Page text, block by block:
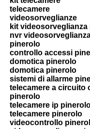
telecamere
videosorveglianze
kit videosorveglianza
nvr
pinerolo
controllo accessi
domotica pinerolo
domotica pinerolo
sistemi di allarme
telecamere a circuito
pinerolo
telecamere ip
telecamere pinerolo
videocontrollo